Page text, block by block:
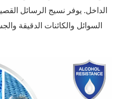
الداخل. يوفر نسيج الرسائل
السوائل والكائنات الدقيقة